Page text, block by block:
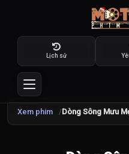
Lịch sử
Xem phim Dòng Sông Mưu